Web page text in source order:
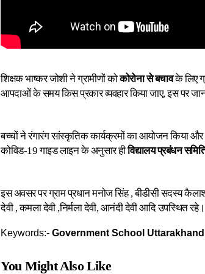
शिक्षक भाष्कर जोशी ने ग्रामीणों कोकोरोना से बचावके लिए
आपदाओं के समय किस प्रकार व्यवहार किया जाए, इस पर
बच्चों ने रंगारंग सांस्कृतिक कार्यक्रमों का आयोजन किया
कोविड-19 गाइड लाइन के अनुसार हीविद्यालय प्रबंधन
इस अवसर पर ग्राम प्रधान मनोज सिंह , बीडीसी सदस्य
देवी , कमला देवी ,निर्मला देवी, आनंदी देवी आदि उपस्थित रहे।
Keywords:- Government School
You Might Also Like